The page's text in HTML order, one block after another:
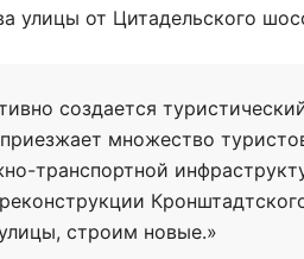
улицы от Цитадельского
создается
множество
транспортной
строим новые.»